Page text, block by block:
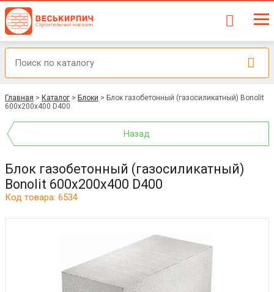
Главная > Каталог > Блоки > Блок газобетонный (газосиликатный) Bonolit
600x200x400 D400
Назад
Блок газобетонный (газосиликатный)
Bonolit 600x200x400 D400
Код товара: 6534